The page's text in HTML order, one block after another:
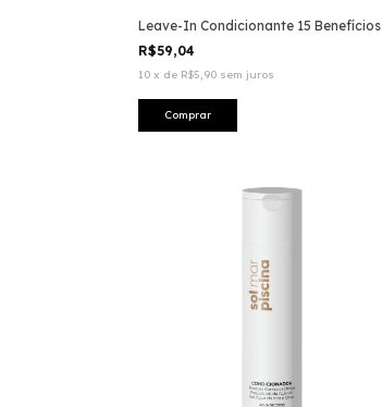
Leave-In Condicionante 15 Benefícios
R$59,04
10 x de R$5,90 sem juros